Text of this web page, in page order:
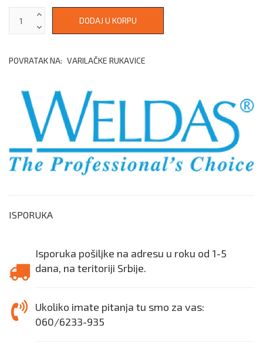
POVRATAK NA: VARILAČKE RUKAVICE
ISPORUKA
Isporuka pošiljke na adresu u roku od 1-5
dana, na teritoriji Srbije.
Ukoliko imate pitanja tu smo za vas:
060/6233-935